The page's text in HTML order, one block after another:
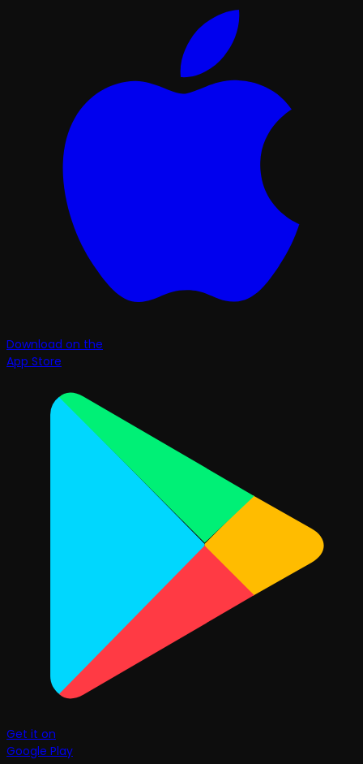
Download on the
App Store
Get it on
Google Play